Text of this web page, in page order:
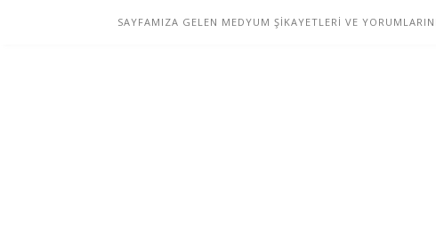
SAYFAMIZA GELEN MEDYUM ŞİKAYETLERİ VE